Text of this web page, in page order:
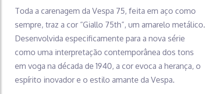
Toda a carenagem da Vespa 75, feita em aço como
sempre, traz a cor “Giallo 75th”, um amarelo metálico.
Desenvolvida especificamente para a nova série
como uma interpretação contemporânea dos tons
em voga na década de 1940, a cor evoca a herança, o
espírito inovador e o estilo amante da Vespa.